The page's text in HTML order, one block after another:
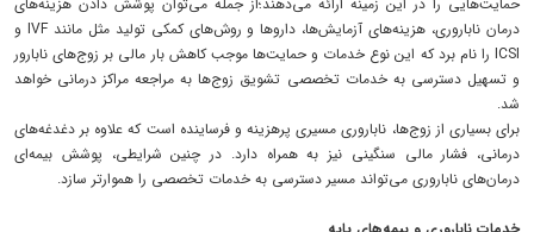
حمایت‌هایی را در این زمینه ارائه می‌دهند؛از جمله می‌توان پوشش دادن هزینه‌های
درمان ناباروری، هزینه‌های آزمایش‌ها، داروها و روش‌های کمکی تولید مثل مانند IVF و
ICSI را نام برد که این نوع خدمات و حمایت‌ها موجب کاهش بار مالی بر زوج‌های نابارور
و تسهیل دسترسی به خدمات تخصصی تشویق زوج‌ها به مراجعه مراکز درمانی خواهد
شد.
برای بسیاری از زوج‌ها، ناباروری مسیری پرهزینه و فرساینده است که علاوه بر دغدغه‌های
درمانی، فشار مالی سنگینی نیز به همراه دارد. در چنین شرایطی، پوشش بیمه‌ای
درمان‌های ناباروری می‌تواند مسیر دسترسی به خدمات تخصصی را هموارتر سازد.